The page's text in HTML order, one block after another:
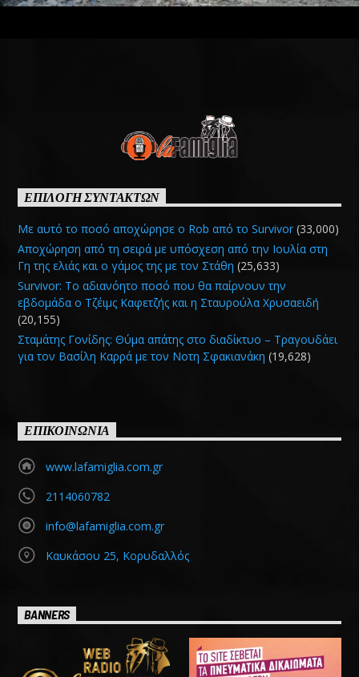
ΕΠΙΛΟΓΗ ΣΥΝΤΑΚΤΩΝ
Με αυτό το ποσό αποχώρησε ο Rob από το Survivor (33,000)
Αποχώρηση από τη σειρά με υπόσχεση από την Ιουλία στη
Γη της ελιάς και ο γάμος της με τον Στάθη (25,633)
Survivor: Το αδιανόητο ποσό που θα παίρνουν την
εβδομάδα ο Τζέιμς Καφετζής και η Σταυρούλα Χρυσαειδή
(20,155)
Σταμάτης Γονίδης: Θύμα απάτης στο διαδίκτυο – Τραγουδάει
για τον Βασίλη Καρρά με τον Νοτη Σφακιανάκη (19,628)
ΕΠΙΚΟΙΝΩΝΙΑ
www.lafamiglia.com.gr
2114060782
info@lafamiglia.com.gr
Καυκάσου 25, Κορυδαλλός
BANNERS